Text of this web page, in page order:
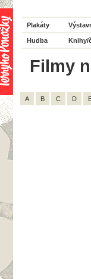
Plakáty
Hudba Knihy/
Filmy
A B C D